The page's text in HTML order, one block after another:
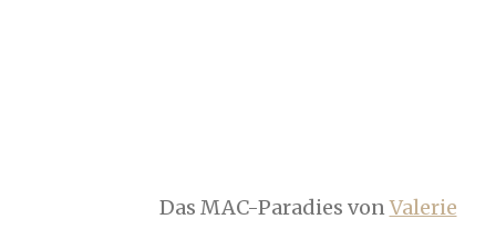
Das MAC-Paradies vonValerie